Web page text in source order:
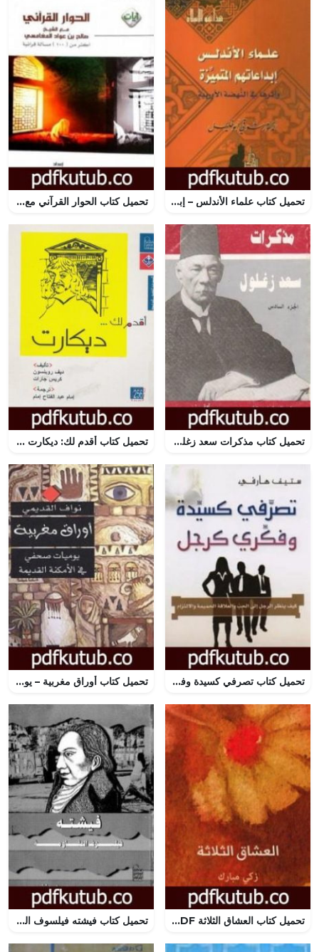
تحميل كتاب علماء الأندلس – إبداعاتهم المتميزة وأثرها في النهضة الأوروبية PDF تأليف شوقي أبو خليل مجانا [كامل] تحميل كتاب الحوار القرآني مع الشيخ صالح بن عواد المغامسي PDF تأليف ناصر بن علي القطامي مجانا [كامل]
تحميل كتاب مذكرات سعد زغلول – الجزء السادس PDF تأليف سعد زغلول مجانا [كامل] تحميل كتاب أقدم لك: ديكارت PDF تأليف ديف روبنسون مجانا [كامل]
تحميل كتاب تصرفي كسيدة وفكري كرجل PDF تأليف ستيف هارفي مجانا [كامل] تحميل كتاب أوراق مغربية – يوميات صحفي في الأمكنة القديمة PDF تأليف نواف القديمي مجانا [كامل]
تحميل كتاب العشاق الثلاثة PDF تأليف زكي مبارك مجانا [كامل] تحميل كتاب فيشته فيلسوف المقاومة PDF تأليف حسن حنفي مجانا [كامل]